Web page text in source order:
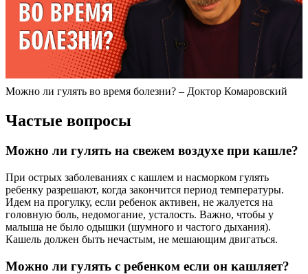
Можно ли гулять во время болезни? – Доктор Комаровский
Частые вопросы
Можно ли гулять на свежем воздухе при кашле?
При острых заболеваниях с кашлем и насморком гулять
ребенку разрешают, когда закончится период температуры.
Идем на прогулку, если ребенок активен, не жалуется на
головную боль, недомогание, усталость. Важно, чтобы у
малыша не было одышки (шумного и частого дыхания).
Кашель должен быть нечастым, не мешающим двигаться.
Можно ли гулять с ребенком если он кашляет?